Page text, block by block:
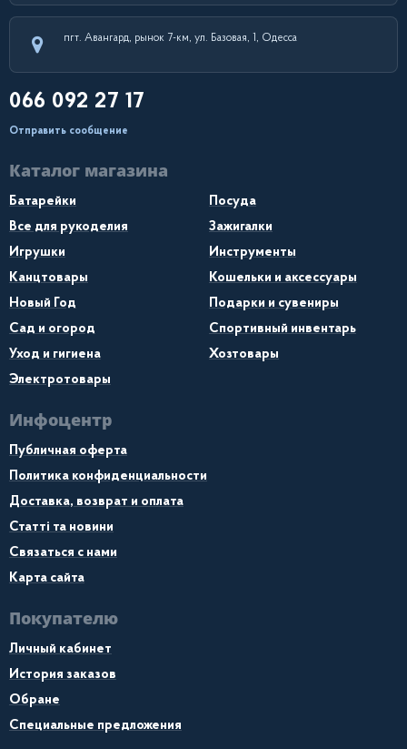
пгт. Авангард, рынок 7-км, ул. Базовая, 1, Одесса
066 092 27 17
Отправить сообщение
Каталог магазина
Батарейки
Посуда
Все для рукоделия
Зажигалки
Игрушки
Инструменты
Канцтовары
Кошельки и аксессуары
Новый Год
Подарки и сувениры
Сад и огород
Спортивный инвентарь
Уход и гигиена
Хозтовары
Электротовары
Инфоцентр
Публичная оферта
Политика конфиденциальности
Доставка, возврат и оплата
Статті та новини
Связаться с нами
Карта сайта
Покупателю
Личный кабинет
История заказов
Обране
Специальные предложения